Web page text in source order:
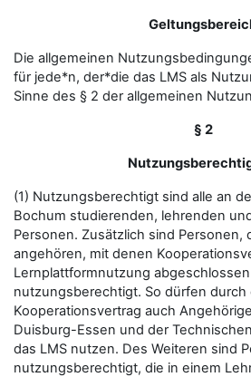
Die allgemeinen
für jede*n, der*die das LMS als
Sinne des § 2 der allgemeinen
§ 2
(1) Nutzungsberechtigt sind alle an
Bochum studierenden, lehrenden
Personen. Zusätzlich sind Personen,
angehören, mit denen
Lernplattformnutzung
nutzungsberechtigt. So dürfen durch
Kooperationsvertrag auch
Duisburg-Essen und der
das LMS nutzen. Des Weiteren sind
nutzungsberechtigt, die in einem